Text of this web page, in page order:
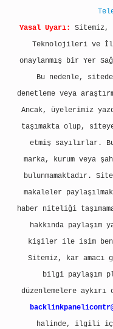
Yasal Uyarı:
Sitemiz,
Teknolojileri ve
onaylanmış bir Yer
Bu nedenle,
denetleme veya
Ancak, üyelerimiz
taşımakta olup,
etmiş sayılırlar.
marka, kurum veya
bulunmamaktadır.
makaleler
haber niteliği
hakkında paylaşım
kişiler ile isim
Sitemiz, kar amacı
bilgi paylaşım
düzenlemelere
halinde, ilgili